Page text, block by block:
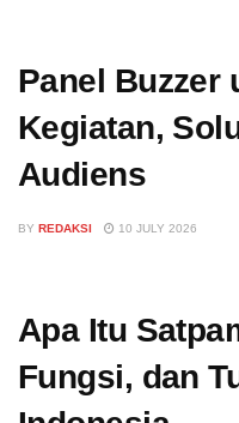
Panel Buzzer
Kegiatan,
Audiens
BY REDAKSI 10 JULY 2026
Apa Itu
Fungsi, dan